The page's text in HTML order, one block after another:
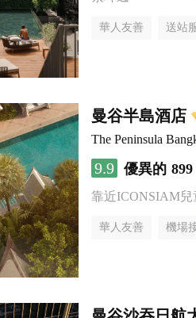
華人友善 送站
曼谷半島酒店
The Peninsula
9.9 優異的
靠近ICONSIAM兒
華人友善 機場